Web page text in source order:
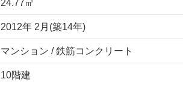
24.77㎡
2012年 2月(築14年)
マンション / 鉄筋コンクリート
10階建